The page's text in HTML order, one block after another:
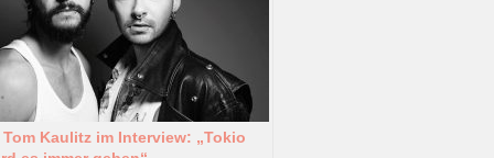
Kaulitz im Interview: „Tokio